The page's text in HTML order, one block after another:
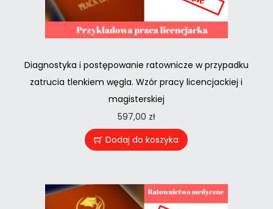
Diagnostyka i postępowanie ratownicze w przypadku
zatrucia tlenkiem węgla. Wzór pracy licencjackiej i
magisterskiej
597,00 zł
Dodaj do koszyka